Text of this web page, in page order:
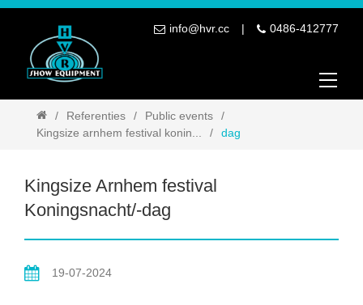
info@hvr.cc 0486-412777
Referenties
Public events
Kingsize arnhem festival konin...
dag
Kingsize Arnhem festival
Koningsnacht/-dag
19-07-2024